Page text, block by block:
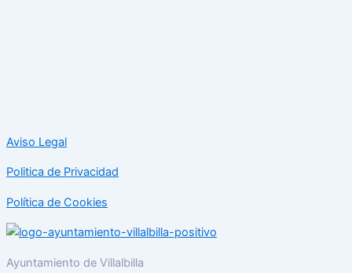
Aviso Legal
Politica de Privacidad
Política de Cookies
Ayuntamiento de Villalbilla